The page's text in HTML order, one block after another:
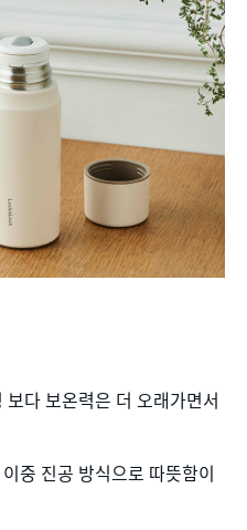
다 보온력은 더 오래가면서
중 진공 방식으로 따뜻함이